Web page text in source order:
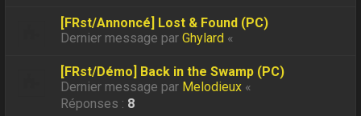
[FRst/Annoncé] Lost & Found (PC)
Dernier message parGhylard «
[FRst/Démo] Back in the Swamp (PC)
Dernier message par Melodieux «
Réponses : 8